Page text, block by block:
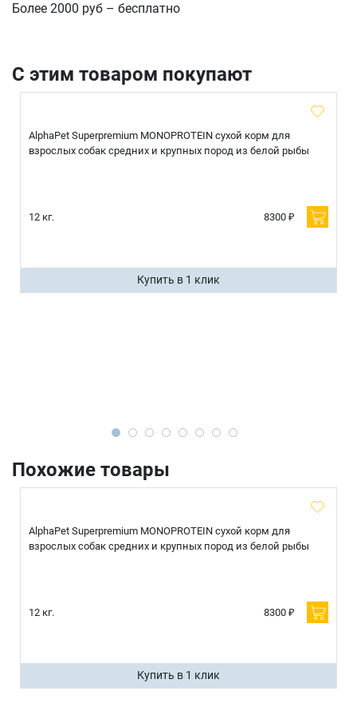
Более 2000 руб – бесплатно
С этим товаром покупают
AlphaPet Superpremium MONOPROTEIN сухой корм для
взрослых собак средних и крупных пород из белой рыбы
12 кг. 8300 ₽
Купить в 1 клик
Похожие товары
AlphaPet Superpremium MONOPROTEIN сухой корм для
взрослых собак средних и крупных пород из белой рыбы
12 кг. 8300 ₽
Купить в 1 клик